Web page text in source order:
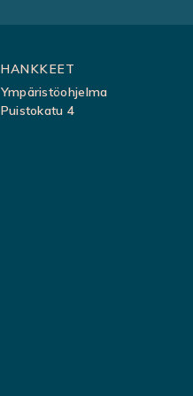
HANKKEET
Ympäristöohjelma
Puistokatu 4